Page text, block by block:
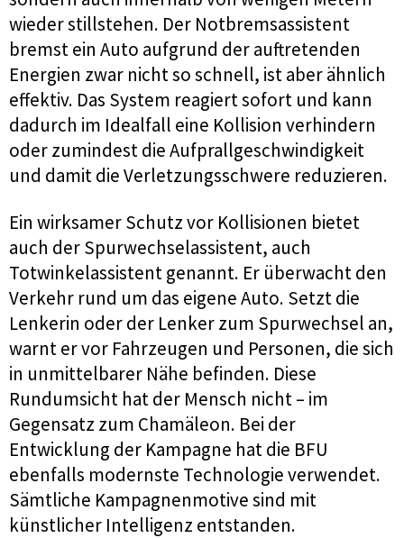
wieder stillstehen. Der Notbremsassistent
bremst ein Auto aufgrund der auftretenden
Energien zwar nicht so schnell, ist aber ähnlich
effektiv. Das System reagiert sofort und kann
dadurch im Idealfall eine Kollision verhindern
oder zumindest die Aufprallgeschwindigkeit
und damit die Verletzungsschwere reduzieren.
Ein wirksamer Schutz vor Kollisionen bietet
auch der Spurwechselassistent, auch
Totwinkelassistent genannt. Er überwacht den
Verkehr rund um das eigene Auto. Setzt die
Lenkerin oder der Lenker zum Spurwechsel an,
warnt er vor Fahrzeugen und Personen, die sich
in unmittelbarer Nähe befinden. Diese
Rundumsicht hat der Mensch nicht – im
Gegensatz zum Chamäleon. Bei der
Entwicklung der Kampagne hat die BFU
ebenfalls modernste Technologie verwendet.
Sämtliche Kampagnenmotive sind mit
künstlicher Intelligenz entstanden.